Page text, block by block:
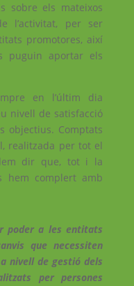
sobre els mateixos
l’activitat, per ser
promotores, així
puguin aportar els
en l’últim dia
nivell de satisfacció
objectius. Comptats
realitzada per tot el
dir que, tot i la
hem complert amb
poder a les entitats
que necessiten
nivell de gestió dels
per persones